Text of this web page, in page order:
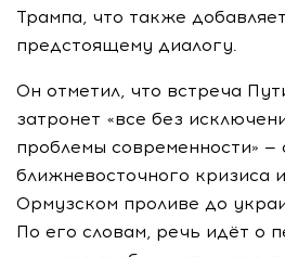
Трампа, что также
предстоящему диалогу.
Он отметил, что встреча
затронет «все без
проблемы современности» —
ближневосточного кризиса
Ормузском проливе до
По его словам, речь идёт о